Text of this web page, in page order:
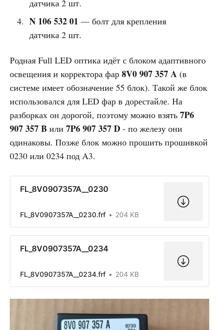
датчика 2 шт.
N 106 532 01 — болт для крепления
датчика 2 шт.
Родная Full LED оптика идёт с блоком адаптивного
освещения и корректора фар 8V0 907 357 A (в
системе имеет обозначение 55 блок). Такой же блок
использовался для LED фар в дорестайле. На
разборках он дорогой, поэтому можно взять 7P6
907 357 B или 7P6 907 357 D - по железу они
одинаковы. Позже блок можно прошить прошивкой
0230 или 0234 под A3.
FL_8V0907357A__0230
FL_8V0907357A__0230.frf 204 KB
FL_8V0907357A__0234
FL_8V0907357A__0234.frf 204 KB